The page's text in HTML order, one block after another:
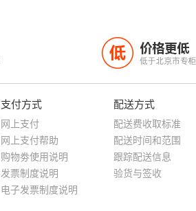
低 价格更低
低于北京市专
支付方式
网上支付
网上支付帮助
购物劵使用说明
发票制度说明
电子发票制度说明
配送方式
配送费收取标准
配送时间和范围
跟踪配送信息
验货与签收